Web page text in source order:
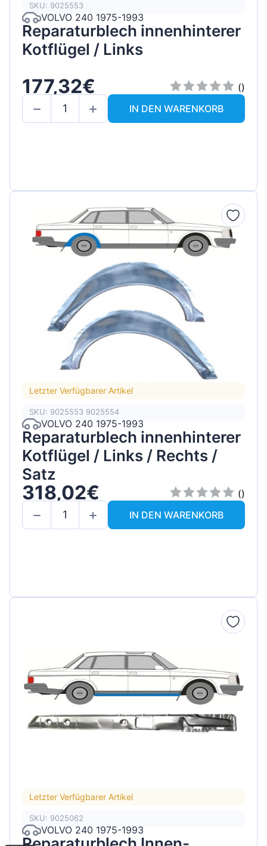
SKU: 9025553
VOLVO 240 1975-1993
Reparaturblech innenhinterer
Kotflügel / Links
177,32€
()
IN DEN WARENKORB
Letzter Verfügbarer Artikel
SKU: 9025553 9025554
VOLVO 240 1975-1993
Reparaturblech innenhinterer
Kotflügel / Links / Rechts /
Satz
318,02€
()
IN DEN WARENKORB
Letzter Verfügbarer Artikel
SKU: 9025062
VOLVO 240 1975-1993